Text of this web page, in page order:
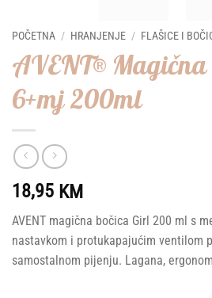
POČETNA / HRANJENJE / FLAŠICE I
AVENT®
6+mj 200ml
18,95 KM
AVENT magična bočica Girl 200 ml s
nastavkom i protukapajućim ventilom
samostalnom pijenju. Lagana,